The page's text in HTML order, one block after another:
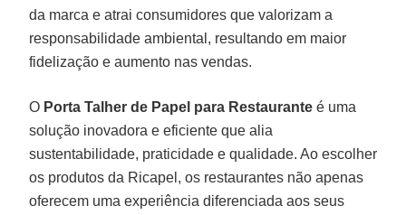
da marca e atrai consumidores que valorizam a
responsabilidade ambiental, resultando em maior
fidelização e aumento nas vendas.
O Porta Talher de Papel para Restaurante é uma
solução inovadora e eficiente que alia
sustentabilidade, praticidade e qualidade. Ao escolher
os produtos da Ricapel, os restaurantes não apenas
oferecem uma experiência diferenciada aos seus